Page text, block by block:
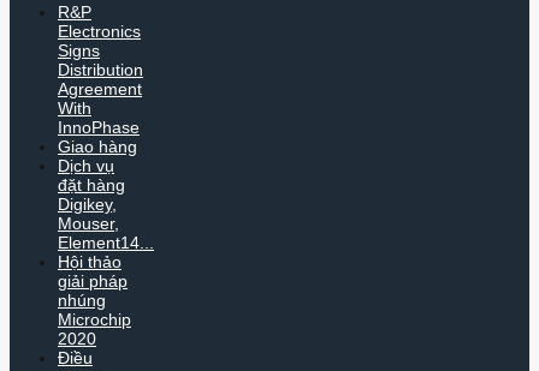
R&P
Electronics
Signs
Distribution
Agreement
With
InnoPhase
Giao hàng
Dịch vụ
đặt hàng
Digikey,
Mouser,
Element14...
Hội thảo
giải pháp
nhúng
Microchip
2020
Điều